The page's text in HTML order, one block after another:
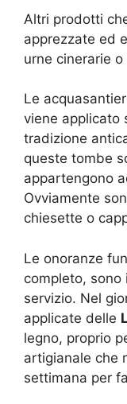
Altri prodotti
apprezzate ed
urne cinerarie
Le
viene applicato
tradizione
queste tombe
appartengono
Ovviamente
chiesette o
Le onoranze
completo,
servizio. Nel
applicate delle
legno, proprio
artigianale che
settimana per